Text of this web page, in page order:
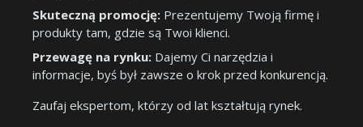
Skuteczną promocję: Prezentujemy Twoją firmę i
produkty tam, gdzie są Twoi klienci.
Przewagę na rynku: Dajemy Ci narzędzia i
informacje, byś był zawsze o krok przed konkurencją.
Zaufaj ekspertom, którzy od lat kształtują rynek.